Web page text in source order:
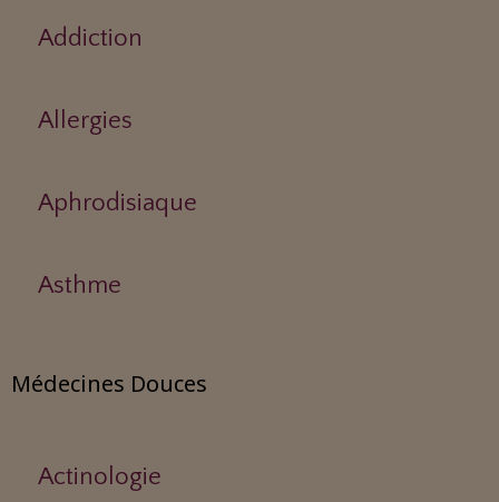
Addiction
Allergies
Aphrodisiaque
Asthme
Médecines Douces
Actinologie